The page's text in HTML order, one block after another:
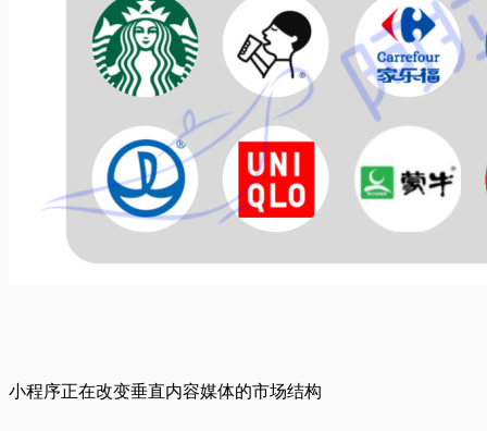
小程序正在改变垂直内容媒体的市场结构